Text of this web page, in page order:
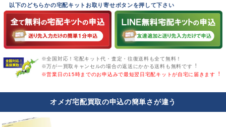
以下のどちらかの宅配キットお取り寄せボタンを押して下さい
※全国対応！宅配キット代・査定・往復送料も全て無料！
※万が一買取キャンセルの場合の返送にかかる送料も無料です︕
※営業日の15時までのお申込みで最短翌日宅配キットが自宅に届きます︕
オメガ宅配買取の申込の簡単さが違う